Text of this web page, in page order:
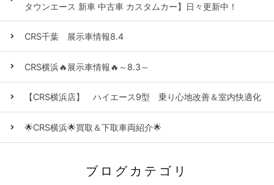
タウンエース 新車 中古車 カスタムカー】日々更新中！
CRS千葉 展示車情報8.4
CRS横浜🔥展示車情報🔥～8.3～
【CRS横浜店】 ハイエース9型 乗り心地改善＆室内快適化
🌟CRS横浜🌟買取＆下取車両紹介🌟
ブログカテゴリ